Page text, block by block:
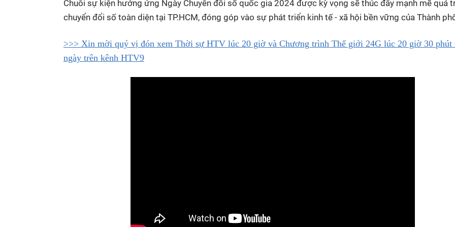
Chuỗi sự kiện hưởng ứng Ngày Chuyển đổi số quốc gia 2024 được kỳ vọng sẽ thúc đẩy mạnh mẽ quá
chuyển đổi số toàn diện tại TP.HCM, đóng góp vào sự phát triển kinh tế - xã hội bền vững của Thành
>>> Xin mời quý vị đón xem Thời sự HTV lúc 20 giờ và Chương trình Thế giới 24G lúc 20 giờ 30 phút
ngày trên kênh HTV9